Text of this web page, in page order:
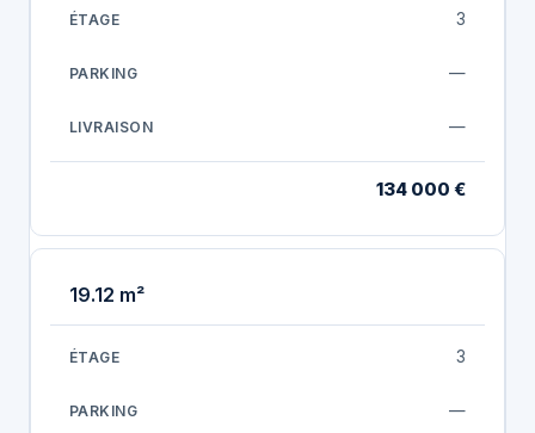
3
—
—
134 000 €
19.12 m²
3
—